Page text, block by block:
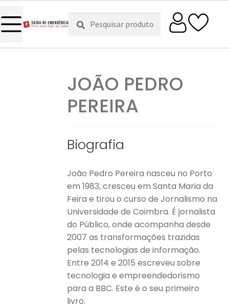
Pesquisar
por:
Pesquisa
JOÃO PEDRO
PEREIRA
Biografia
João Pedro Pereira nasceu no Porto
em 1983, cresceu em Santa Maria da
Feira e tirou o curso de Jornalismo na
Universidade de Coimbra. É jornalista
do Público, onde acompanha desde
2007 as transformações trazidas
pelas tecnologias de informação.
Entre 2014 e 2015 escreveu sobre
tecnologia e empreendedorismo
para a BBC. Este é o seu primeiro
livro.